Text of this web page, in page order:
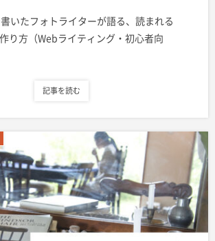
いたフォトライターが語る、読まれる
り方（Webライティング・初心者向
記事を読む